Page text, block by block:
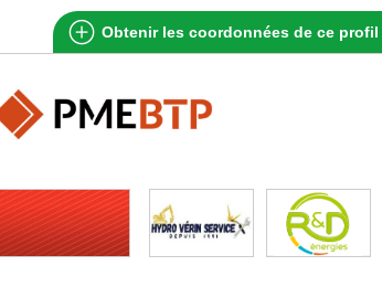
Obtenir les coordonnées de ce profil